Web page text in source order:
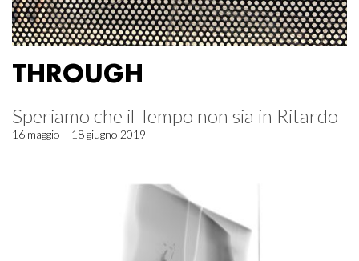
THROUGH
Speriamo che il Tempo non sia in Ritardo
16 maggio – 18 giugno 2019